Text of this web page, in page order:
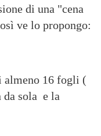
di una "cena
ve lo propongo:
16 fogli (
da sola e la